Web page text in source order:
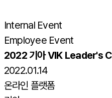
Internal Event
Employee Event
2022 기아 VIK Leader's
2022.01.14
온라인 플랫폼